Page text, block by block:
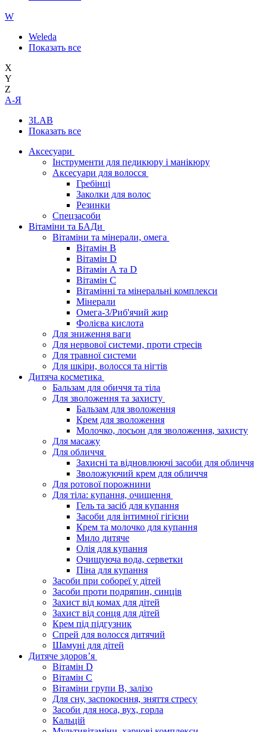
W
Weleda
Показать все
X
Y
Z
А-Я
3LAB
Показать все
Аксесуари
Інструменти для педикюру і манікюру
Аксесуари для волосся
Гребінці
Заколки для волос
Резинки
Спецзасоби
Вітаміни та БАДи
Вітаміни та мінерали, омега
Вітамін B
Вітамін D
Вітамін А та D
Вітамін С
Вітамінні та мінеральні комплекси
Мінерали
Омега-3/Риб'ячий жир
Фолієва кислота
Для зниження ваги
Для нервової системи, проти стресів
Для травної системи
Для шкіри, волосся та нігтів
Дитяча косметика
Бальзам для обиччя та тіла
Для зволоження та захисту
Бальзам для зволоження
Крем для зволоження
Молочко, лосьон для зволоження, захисту
Для масажу
Для обличчя
Захисні та відновлюючі засоби для обличчя
Зволожуючий крем для обличчя
Для ротової порожнини
Для тіла: купання, очищення
Гель та засіб для купання
Засоби для інтимної гігієни
Крем та молочко для купання
Мило дитяче
Олія для купання
Очищуюча вода, серветки
Піна для купання
Засоби при собореї у дітей
Засоби проти подряпин, синців
Захист від комах для дітей
Захист від сонця для дітей
Крем під підгузник
Спрей для волосся дитячий
Шамуні для дітей
Дитяче здоров’я
Вітамін D
Вітамін С
Вітаміни групи В, залізо
Для сну, заспокоєння, зняття стресу
Засоби для носа, вух, горла
Кальцій